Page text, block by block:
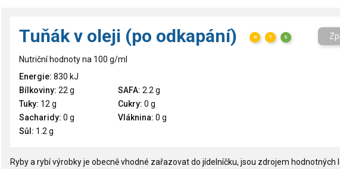
Tuňák v oleji (po odkapání) H T S
Nutriční hodnoty na 100 g/ml
Energie: 830 kJ
Bílkoviny: 22 g SAFA: 2.2 g
Tuky: 12 g Cukry: 0 g
Sacharidy: 0 g Vláknina: 0 g
Sůl: 1.2 g
Ryby a rybí výrobky je obecně vhodné zařazovat do jídelníčku, jsou zdrojem hodnotných